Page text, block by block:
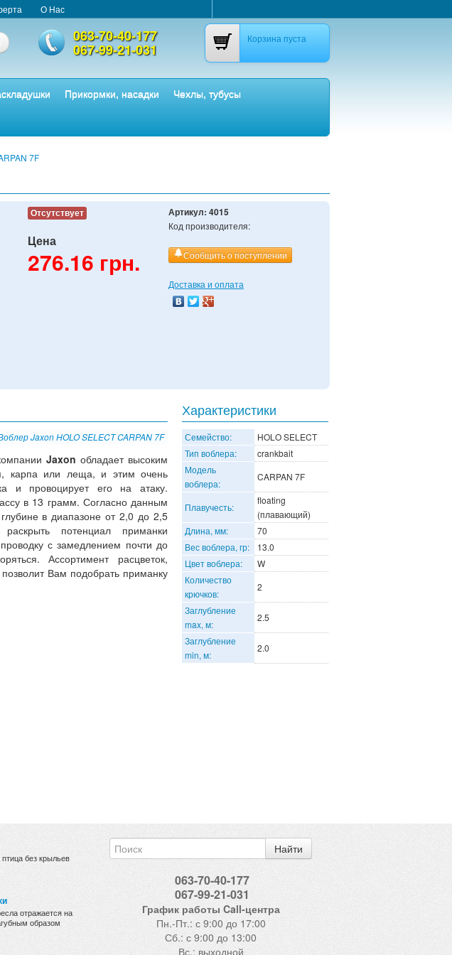
О Нас
063-70-40-177
067-99-21-031
Корзина пуста
Прикормки, насадки
Чехлы, тубусы
7F
Отсутствует
Цена
276.16 грн.
Артикул: 4015
Код производителя:
Сообщить о поступлении
Доставка и оплата
Jaxon HOLO SELECT CARPAN 7F
Jaxon обладает высоким
карпа или леща, и этим очень
и провоцирует его на атаку.
в 13 грамм. Согласно данным
в диапазоне от 2,0 до 2,5
потенциал приманки
с замедлением почти до
Ассортимент расцветок,
Вам подобрать приманку
Характеристики
Семейство:
HOLO SELECT
Тип воблера:
crankbait
Модель
воблера:
CARPAN 7F
Плавучесть:
floating
(плавающий)
Длина, мм:
70
Вес воблера, гр:
13.0
Цвет воблера:
W
Количество
крючков:
2
Заглубление
max, м:
2.5
Заглубление
min, м:
2.0
без крыльев
отражается на
образом
Найти
063-70-40-177
067-99-21-031
График работы Call-центра
Пн.-Пт.: с 9:00 до 17:00
Сб.: с 9:00 до 13:00
Вс.: выходной